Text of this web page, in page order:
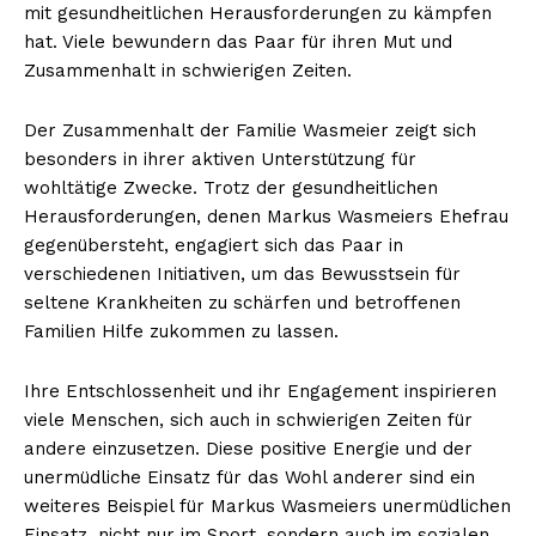
mit gesundheitlichen Herausforderungen zu kämpfen
hat. Viele bewundern das Paar für ihren Mut und
Zusammenhalt in schwierigen Zeiten.
Der Zusammenhalt der Familie Wasmeier zeigt sich
besonders in ihrer aktiven Unterstützung für
wohltätige Zwecke. Trotz der gesundheitlichen
Herausforderungen, denen Markus Wasmeiers Ehefrau
gegenübersteht, engagiert sich das Paar in
verschiedenen Initiativen, um das Bewusstsein für
seltene Krankheiten zu schärfen und betroffenen
Familien Hilfe zukommen zu lassen.
Ihre Entschlossenheit und ihr Engagement inspirieren
viele Menschen, sich auch in schwierigen Zeiten für
andere einzusetzen. Diese positive Energie und der
unermüdliche Einsatz für das Wohl anderer sind ein
weiteres Beispiel für Markus Wasmeiers unermüdlichen